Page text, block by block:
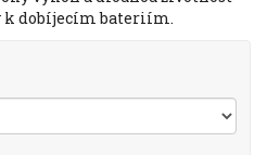
k dobíjecím bateriím.